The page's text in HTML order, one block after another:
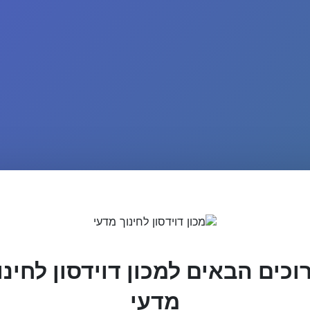
הבאים למכון דוידסון
מדעי